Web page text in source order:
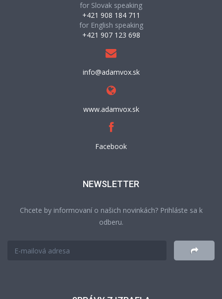
for Slovak speaking
+421 908 184 711
for English speaking
+421 907 123 698
info@adamvox.sk
www.adamvox.sk
Facebook
NEWSLETTER
Chcete by informovaní o našich novinkách? Prihláste sa k
odberu.